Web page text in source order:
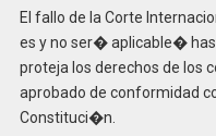
El fallo de la Corte
es y no ser� aplicable�
proteja los derechos de los
aprobado de conformidad
Constituci�n.